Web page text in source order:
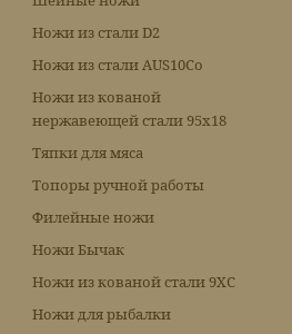
Ножи из стали D2
Ножи из стали AUS10Co
Ножи из кованой
нержавеющей стали 95х18
Тяпки для мяса
Топоры ручной работы
Филейные ножи
Ножи Бычак
Ножи из кованой стали 9ХС
Ножи для рыбалки